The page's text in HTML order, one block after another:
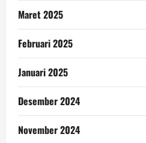
Maret 2025
Februari 2025
Januari 2025
Desember 2024
November 2024